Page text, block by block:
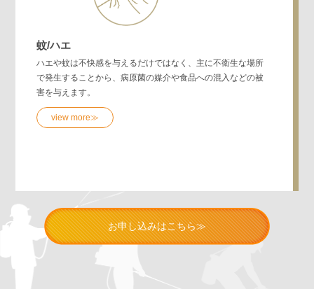
蚊/ハエ
ハエや蚊は不快感を与えるだけではなく、主に不衛生な場所
で発生することから、病原菌の媒介や食品への混入などの被
害を与えます。
view more≫
お申し込みはこちら≫